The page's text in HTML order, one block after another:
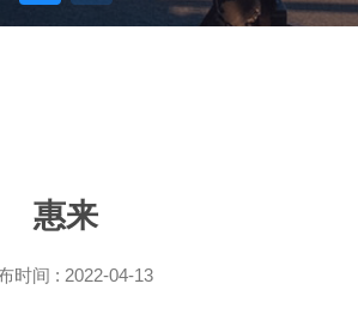
惠来
时间 : 2022-04-13